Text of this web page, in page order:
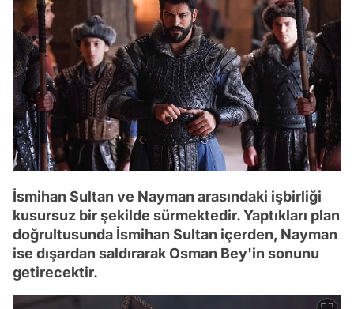
İsmihan Sultan ve Nayman arasındaki işbirliği
kusursuz bir şekilde sürmektedir. Yaptıkları plan
doğrultusunda İsmihan Sultan içerden, Nayman
ise dışardan saldırarak Osman Bey'in sonunu
getirecektir.